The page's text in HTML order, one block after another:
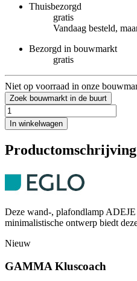
Thuisbezorgd
gratis
Vandaag besteld,
Bezorgd in bouwmarkt
gratis
Niet op voorraad in onze
Zoek bouwmarkt in de buurt
In winkelwagen
Productomschrijving
Deze wand-, plafondlamp
minimalistische ontwerp biedt
Nieuw
GAMMA Kluscoach